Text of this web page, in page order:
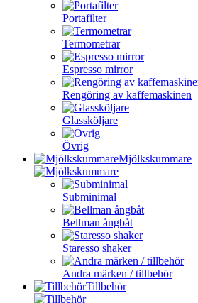
Portafilter
Termometrar
Espresso mirror
Rengöring av kaffemaskinen
Glassköljare
Övrig
Mjölkskummare
Subminimal
Bellman ångbåt
Staresso shaker
Andra märken / tillbehör
Tillbehör